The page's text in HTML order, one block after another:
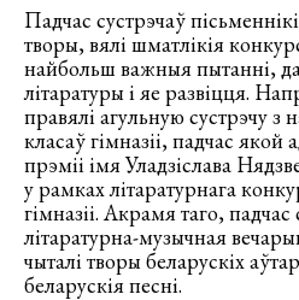
Падчас сустрэчаў
творы, вялі шматлікія
найбольш важныя пытанні,
літаратуры і яе развіцця.
правялі агульную сустрэчу з
класаў гімназіі, падчас якой
прэміі імя Уладзіслава
у рамках літаратурнага
гімназіі. Акрамя таго,
літаратурна-музычная
чыталі творы беларускіх
беларускія песні.